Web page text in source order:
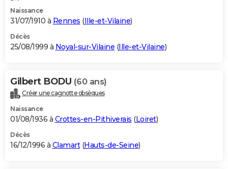
Naissance
31/07/1910 à Rennes (Ille-et-Vilaine)
Décès
25/08/1999 à Noyal-sur-Vilaine (Ille-et-Vilaine)
Gilbert BODU (60 ans)
Créer une cagnotte obsèques
Naissance
01/08/1936 à Crottes-en-Pithiverais (Loiret)
Décès
16/12/1996 à Clamart(Hauts-de-Seine)